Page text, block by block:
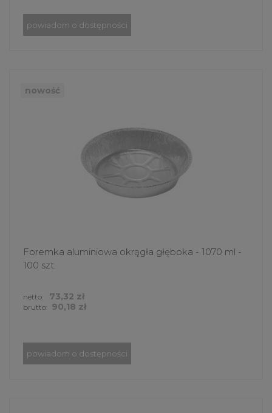
powiadom o dostępności
Foremka aluminiowa okrągła głęboka - 1070 ml -
100 szt.
brutto: 90,18 zł
netto: 73,32 zł
powiadom o dostępności
nowość